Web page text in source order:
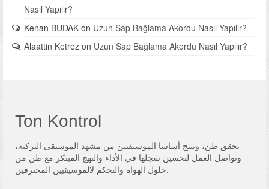
Nasıl Yapılır?
Kenan BUDAK on Uzun Sap Bağlama Akordu Nasıl Yapılır?
Alaattin Ketrez on Uzun Sap Bağlama Akordu Nasıl Yapılır?
Ton Kontrol
تحقق طن، وتنتج أساسا الموسيقيين من مشهد الموسيقى التركية،
وتواصل العمل لتحسين سجلها في الأداء والنهج المبتكر مع طن من
حلول الهواة والتحكم لالموسيقيين المحترفين.